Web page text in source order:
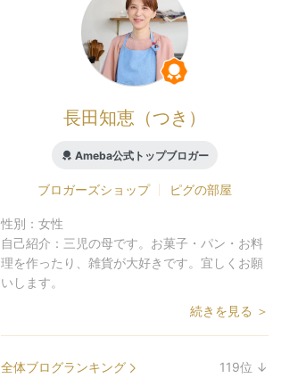
長田知恵（つき）
Ameba公式トップブロガー
ブロガーズショップ ピグの部屋
性別： 女性
自己紹介： 三児の母です。お菓子・パン・お料
理を作ったり、雑貨が大好きです。宜しくお願
いします。
続きを見る ＞
全体ブログランキング 119位 ↓